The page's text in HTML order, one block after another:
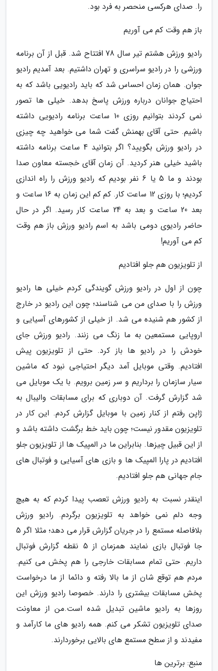
را. صدای هرکسی منحصر به فرد بود.
باز هم وقت کم می آوریم
رادیو ورزش هشتم تیر سال 78 افتتاح شد. قبل از آن برنامه
ورزشی را در رادیو سراسری و تهران داشتیم. بعد آمدیم رادیو
جوان. همان زمان احساس شد که باید رادیویی باشد که به
احتیاج جوانان درباره ورزش پاسخ بدهد. خیلی ها تصور
نمی کردند بتوانیم روزی 10 ساعت برنامه رادیویی داشته
باشیم. حتی آقای بهمنش گفت شما می خواهید چه چیزی
در رادیو ورزش بگویید؟ اگر بتوانید 4 ساعت برنامه داشته
باشید خیلی هنر کردید. آن زمان آقای خجسته معاون صدا
بودند و ما 5 یا 6 نفر بودیم که رادیو ورزش را راه اندازی
کردیم؛ با روزی 12 ساعت کار. کم کم این زمان به 16 ساعت و
بعد 20 ساعت و بعد به 24 ساعت کار رسید. اگر در حال
حاضر رادیوی دومی باشد به اسم رادیو ورزش باز هم وقت
کم می آوریم!
از تلویزیون هم جلو افتادیم
چون از اول در رادیو ورزش گویندگی کردم خیلی ها رادیو
ورزش را با صدای من می شناسند؛ چون این رادیو در خارج
از کشور هم شنیده می شد. از خیلی از کشورهای آسیایی و
اروپایی مستمعین به ما زنگ می زنند. رادیو ورزش جای
خودش را در رادیو ها باز کرد. حتی از تلویزیون پیش
افتادیم. وقتی موبایل آمد دیگر احتیاجی نبود که ماشین
سیار سازمان را برداریم و سر زمین برویم. با یک موبایل می
شد گزارش گرفت. آن دوباری که برای مسابقات والیبال به
ژاپن رفتم از کنار زمین با موبایل گزارش کردم. این کار در
تلویزیون مقدور نیست؛ چون باید خط برگشت داشته باشد و
از این قبیل چیزها. بنابراین ما در المپیک ها از تلویزیون جلو
افتادیم در پارا المپیک ها و بازی های آسیایی و فوتبال های
جام جهانی هم جلو افتادیم.
اینقدر نسبت به رادیو ورزش تعصب پیدا کردم که به هیچ
وجه دلم نمی خواهد به تلویزیون برگردم. رادیو ورزش
بلافاصله مستمع را در جریان گزارش قرار می دهد؛ مثلا اگر 5
جا فوتبال بازی نمایند همزمان از 5 نقطه گزارش فوتبال
داریم. حتی تمام مسابقات خارجی را هم پخش می کنیم.
مردم هم توقع شان از ما بالا رفته و دائما از ما درخواست
پخش مسابقات بیشتری را دارند. خصوصا رادیو ورزش این
روزها به رادیو ماشین تبدیل شده است.من از معاونت
صدای تلویزیون تشکر می کنم. همه رادیو های ما کارآمد و
مفیدند و از سطح مستمع های بالایی برخوردارند.
منبع: برترین ها